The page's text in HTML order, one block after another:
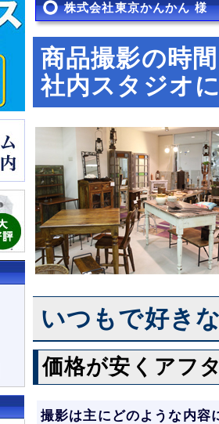
株式会社東京かんかん 様
商品撮影の時
社内スタジオ
いつもで好き
価格が安くアフ
撮影は主にどのような内容